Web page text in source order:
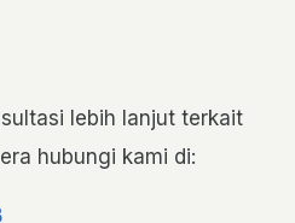
lebih lanjut terkait
hubungi kami di: